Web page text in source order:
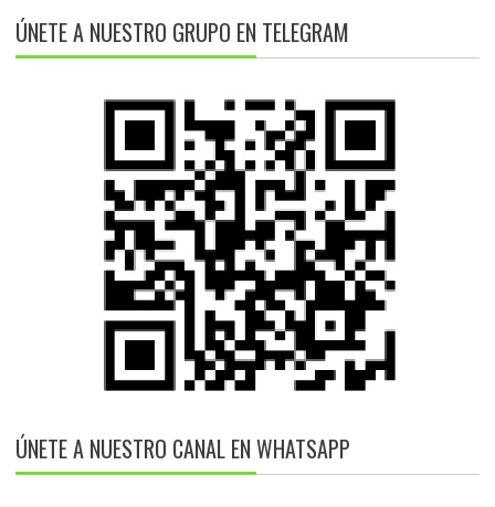
ÚNETE A NUESTRO GRUPO EN TELEGRAM
ÚNETE A NUESTRO CANAL EN WHATSAPP